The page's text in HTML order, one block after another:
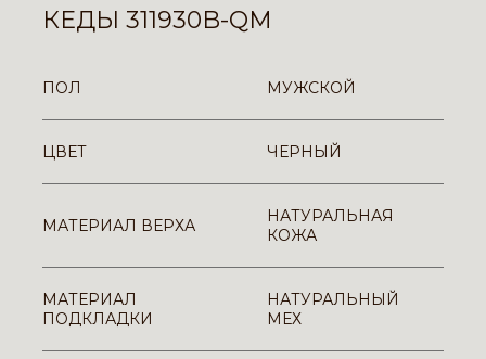
КЕДЫ 311930B-QM
ПОЛ МУЖСКОЙ
ЦВЕТ ЧЕРНЫЙ
МАТЕРИАЛ ВЕРХА
НАТУРАЛЬНАЯ
КОЖА
МАТЕРИАЛ
ПОДКЛАДКИ
НАТУРАЛЬНЫЙ
МЕХ